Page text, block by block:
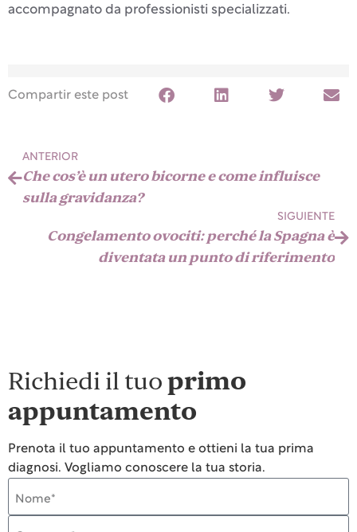
accompagnato da professionisti specializzati.
Compartir este post
ANTERIOR
Che cos’è un utero bicorne e come influisce
sulla gravidanza?
SIGUIENTE
Congelamento ovociti: perché la Spagna è
diventata un punto di riferimento
Richiedi il tuoprimo
appuntamento
Prenota il tuo appuntamento e ottieni la tua prima
diagnosi. Vogliamo conoscere la tua storia.